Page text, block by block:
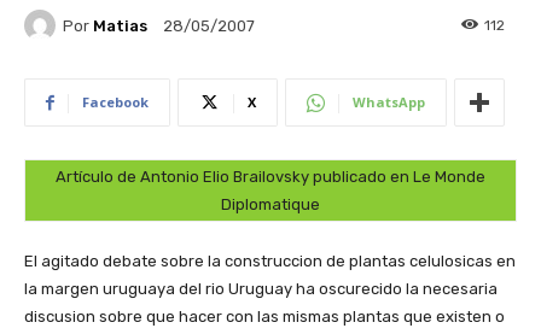
Por Matias 28/05/2007 112
Facebook X WhatsApp
Artículo de Antonio Elio Brailovsky publicado en Le Monde
Diplomatique
El agitado debate sobre la construccion de plantas celulosicas en
la margen uruguaya del rio Uruguay ha oscurecido la necesaria
discusion sobre que hacer con las mismas plantas que existen o